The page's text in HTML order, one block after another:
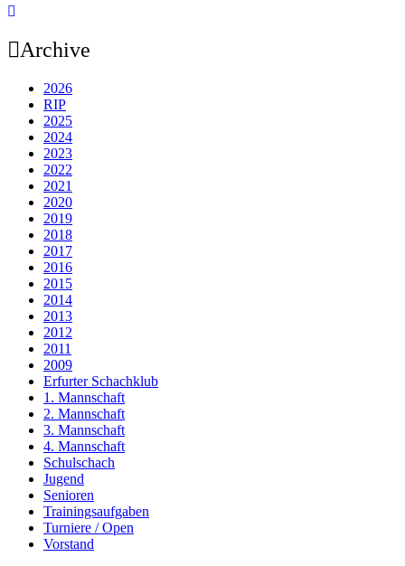
Archive
2026
RIP
2025
2024
2023
2022
2021
2020
2019
2018
2017
2016
2015
2014
2013
2012
2011
2009
Erfurter Schachklub
1. Mannschaft
2. Mannschaft
3. Mannschaft
4. Mannschaft
Schulschach
Jugend
Senioren
Trainingsaufgaben
Turniere / Open
Vorstand